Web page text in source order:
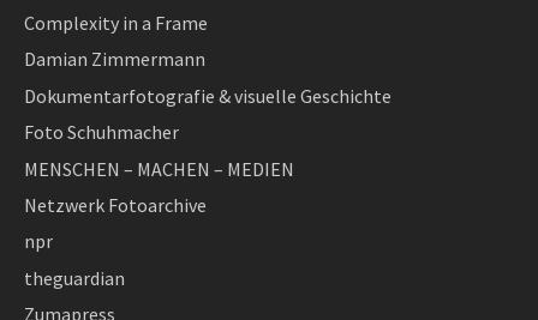
Complexity in a Frame
Damian Zimmermann
Dokumentarfotografie & visuelle Geschichte
Foto Schuhmacher
MENSCHEN – MACHEN – MEDIEN
Netzwerk Fotoarchive
npr
theguardian
Zumapress